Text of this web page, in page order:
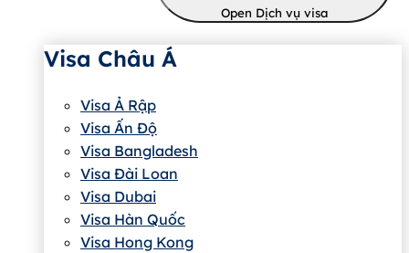
Open Dịch vụ visa
Visa Châu Á
Visa Ả Rập
Visa Ấn Độ
Visa Bangladesh
Visa Đài Loan
Visa Dubai
Visa Hàn Quốc
Visa Hong Kong